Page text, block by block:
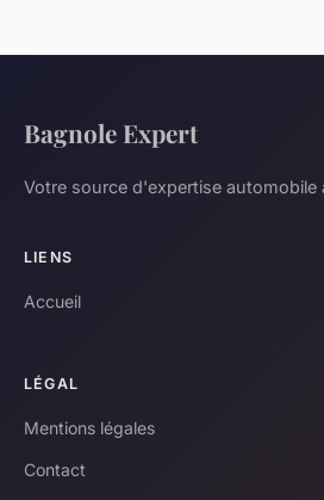
Bagnole Expert
Votre source d'expertise automobile
LIENS
Accueil
LÉGAL
Mentions légales
Contact